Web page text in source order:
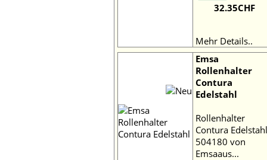
32.35CHF
Mehr Details..
Emsa
Rollenhalter
Contura
Edelstahl
Rollenhalter
Contura Edelstahl
504180 von
Emsaaus...